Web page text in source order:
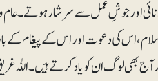
اور جوشِ عمل سے سرشار ہوتے۔ عام
اسلام، اس کی دعوت اور اس کے پیغام
لوگ ان کو یاد کرتے ہیں۔ اللہ